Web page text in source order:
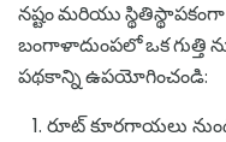
నష్టం మరియు
బంగాళాదుంపలో ఒక
పథకాన్ని ఉపయోగించండి:
రూట్ కూరగాయలు